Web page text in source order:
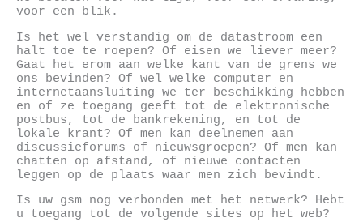
voor een blik.
Is het wel verstandig om de datastroom een
halt toe te roepen? Of eisen we liever meer?
Gaat het erom aan welke kant van de grens we
ons bevinden? Of wel welke computer en
internetaansluiting we ter beschikking hebben
en of ze toegang geeft tot de elektronische
postbus, tot de bankrekening, en tot de
lokale krant? Of men kan deelnemen aan
discussieforums of nieuwsgroepen? Of men kan
chatten op afstand, of nieuwe contacten
leggen op de plaats waar men zich bevindt.
Is uw gsm nog verbonden met het netwerk? Hebt
u toegang tot de volgende sites op het web?